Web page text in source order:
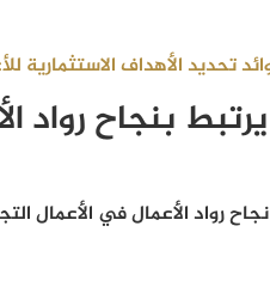
تحديد الأهداف الاستثمارية
بنجاح رواد
رواد الأعمال في الأعمال